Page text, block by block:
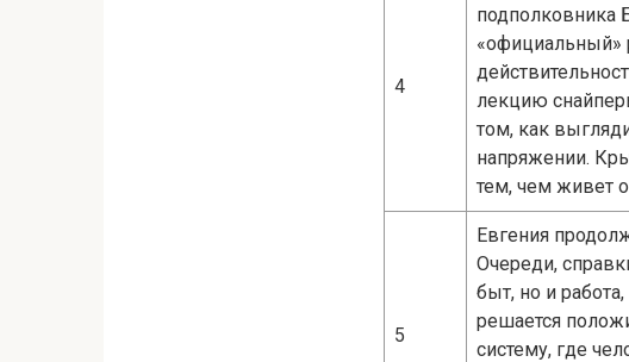
4
подполковника
«официальный»
лекцию
том, как
напряжении.
тем, чем живет
5
Евгения
Очереди,
быт, но и
решается
систему, где